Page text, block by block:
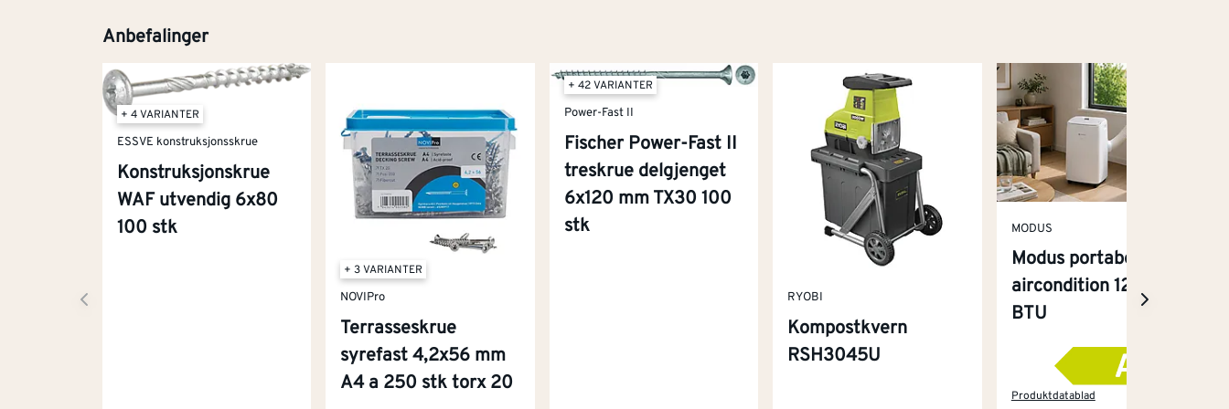
Anbefalinger
+ 4 VARIANTER
ESSVE konstruksjonsskrue
Konstruksjonskrue
WAF utvendig 6x80
100 stk
+ 3 VARIANTER
NOVIPro
Terrasseskrue
syrefast 4,2x56 mm
A4 a 250 stk torx 20
+ 42 VARIANTER
Power-Fast II
Fischer Power-Fast II
treskrue delgjenget
6x120 mm TX30 100
stk
RYOBI
Kompostkvern
RSH3045U
MODUS
Modus portabel
aircondition 12000
BTU
Produktdatablad